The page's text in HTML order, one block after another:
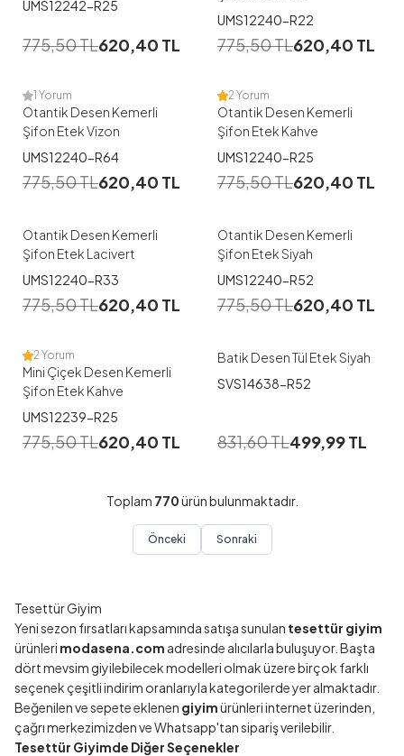
UMS12242-R25
775,50TL620,40 TL
UMS12240-R22
775,50TL620,40 TL
1 2
1 Yorum
Otantik Desen Kemerli
Şifon Etek Vizon
UMS12240-R64
775,50TL620,40 TL
2 3 4
2 Yorum
Otantik Desen Kemerli
Şifon Etek Kahve
UMS12240-R25
775,50TL620,40 TL
2 3 4
Otantik Desen Kemerli
Şifon Etek Lacivert
UMS12240-R33
775,50TL620,40 TL
1 2
Otantik Desen Kemerli
Şifon Etek Siyah
UMS12240-R52
775,50TL620,40 TL
1 2 3
2 Yorum
Mini Çiçek Desen Kemerli
Şifon Etek Kahve
UMS12239-R25
775,50TL620,40 TL
38 40 42 44
Batik Desen Tül Etek Siyah
SVS14638-R52
831,60TL499,99TL
Toplam 770ürün bulunmaktadır.
Önceki Sonraki
Tesettür Giyim
Yeni sezon fırsatları kapsamında satışa sunulan tesettür giyim
ürünleri modasena.com adresinde alıcılarla buluşuyor. Başta
dört mevsim giyilebilecek modelleri olmak üzere birçok farklı
seçenek çeşitli indirim oranlarıyla kategorilerde yer almaktadır.
Beğenilen ve sepete eklenen giyimürünleri internet üzerinden,
çağrı merkezimizden ve Whatsapp'tan sipariş verilebilir.
Tesettür Giyimde Diğer Seçenekler